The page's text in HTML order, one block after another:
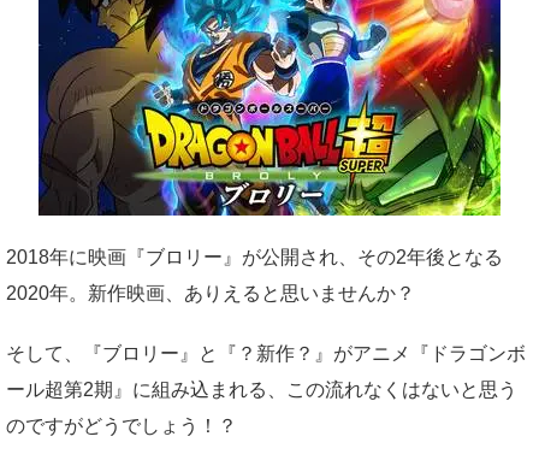
2018年に映画『ブロリー』が公開され、その2年後となる
2020年。新作映画、ありえると思いませんか？
そして、『ブロリー』と『？新作？』がアニメ『ドラゴンボ
ール超第2期』に組み込まれる、この流れなくはないと思う
のですがどうでしょう！？